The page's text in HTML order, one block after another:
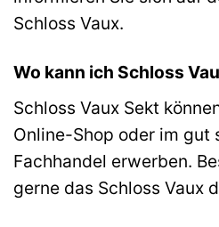
Schloss Vaux.
Wo kann ich Schloss
Schloss Vaux Sekt
Online-Shop oder im gut
Fachhandel erwerben.
gerne das Schloss Vaux